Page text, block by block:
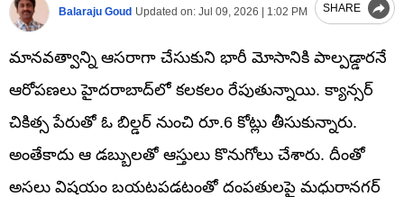
Balaraju Goud Updated on: Jul 09, 2026 | 1:02 PM SHARE
మానవత్వాన్ని ఆసరాగా చేసుకుని భారీ మోసానికి పాల్పడ్డారనే
ఆరోపణలు హైదరాబాద్‌లో కలకలం రేపుతున్నాయి. క్యాన్సర్
చికిత్స పేరుతో ఓ బిల్డర్ నుంచి రూ.6 కోట్లు తీసుకున్నారు.
అంతేకాదు ఆ డబ్బులతో ఆస్తులు కొనుగోలు చేశారు. దీంతో
అసలు విషయం బయటపడటంతో దంపతులపై మధురానగర్